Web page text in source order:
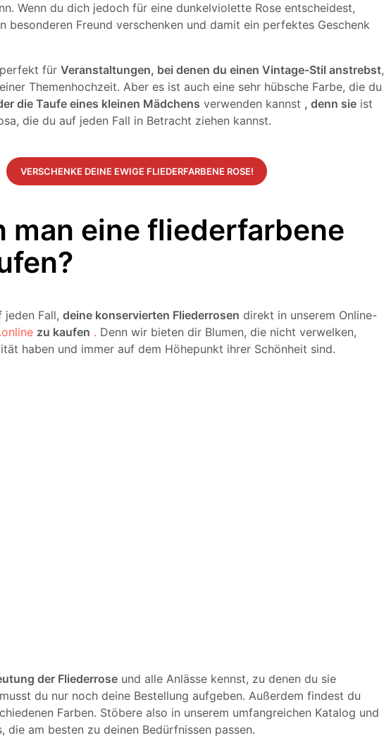
Wenn du dich jedoch für eine dunkelviolette Rose entscheidest,
besonderen Freund verschenken und damit ein perfektes Geschenk
für Veranstaltungen, bei denen du einen Vintage-Stil anstrebst,
Themenhochzeit. Aber es ist auch eine sehr hübsche Farbe, die du
die Taufe eines kleinen Mädchens verwenden kannst , denn sie ist
die du auf jeden Fall in Betracht ziehen kannst.
VERSCHENKE DEINE EWIGE FLIEDERFARBENE ROSE!
man eine fliederfarbene
jeden Fall, deine konservierten Fliederrosen direkt in unserem Online-
zu kaufen . Denn wir bieten dir Blumen, die nicht verwelken,
haben und immer auf dem Höhepunkt ihrer Schönheit sind.
der Fliederrose und alle Anlässe kennst, zu denen du sie
du nur noch deine Bestellung aufgeben. Außerdem findest du
Farben. Stöbere also in unserem umfangreichen Katalog und
die am besten zu deinen Bedürfnissen passen.